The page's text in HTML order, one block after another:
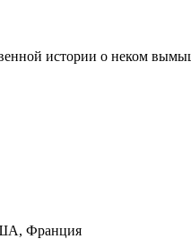
истории о неком
Франция